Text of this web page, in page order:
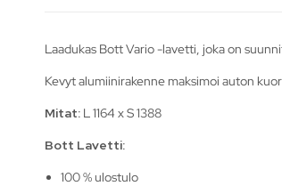
Laadukas Bott Vario -lavetti, joka on
Kevyt alumiinirakenne maksimoi auton
Mitat: L 1164 x S 1388
Bott Lavetti:
100 % ulostulo